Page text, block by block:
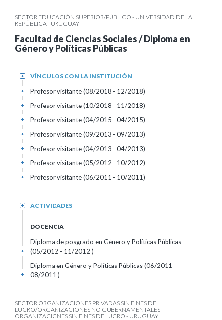
SECTOR EDUCACIÓN SUPERIOR/PÚBLICO - UNIVERSIDAD DE LA
REPÚBLICA - URUGUAY
Facultad de Ciencias Sociales / Diploma en
Género y Políticas Públicas
VÍNCULOS CON LA INSTITUCIÓN
+
Profesor visitante (08/2018 - 12/2018)
+
Profesor visitante (10/2018 - 11/2018)
+
Profesor visitante (04/2015 - 04/2015)
+
Profesor visitante (09/2013 - 09/2013)
+
Profesor visitante (04/2013 - 04/2013)
+
Profesor visitante (05/2012 - 10/2012)
+
Profesor visitante (06/2011 - 10/2011)
+
ACTIVIDADES
+
DOCENCIA
Diploma de posgrado en Género y Políticas Públicas
(05/2012 - 11/2012 )
+
Diploma en Género y Políticas Públicas (06/2011 -
08/2011 )
+
SECTOR ORGANIZACIONES PRIVADAS SIN FINES DE
LUCRO/ORGANIZACIONES NO GUBERNAMENTALES -
ORGANIZACIONES SIN FINES DE LUCRO - URUGUAY